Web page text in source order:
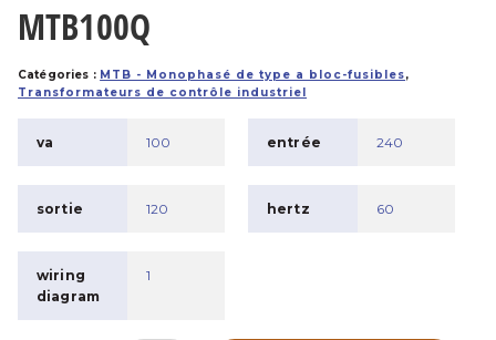
MTB100Q
Catégories : MTB - Monophasé de type a bloc-fusibles,
Transformateurs de contrôle industriel
va 100 entrée 240
sortie 120 hertz 60
wiring
diagram
1